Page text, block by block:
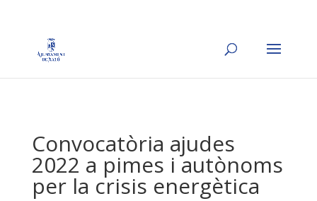
Convocatòria ajudes
2022 a pimes i autònoms
per la crisis energètica